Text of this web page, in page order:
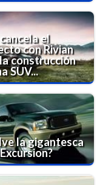
el
con Rivian
construcción
SUV...
la gigantesca